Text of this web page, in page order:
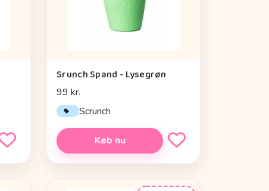
Srunch Spand - Lysegrøn
99 kr.
Scrunch
Køb nu